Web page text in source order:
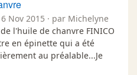
Nov 2015 · par Michelyne
l'huile de chanvre FINICO
en épinette qui a été
au préalable...Je